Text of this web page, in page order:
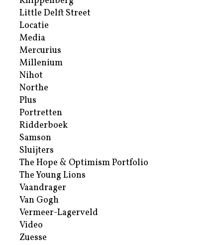
Little Delft Street
Locatie
Media
Mercurius
Millenium
Nihot
Northe
Plus
Portretten
Ridderboek
Samson
Sluijters
The Hope & Optimism Portfolio
The Young Lions
Vaandrager
Van Gogh
Vermeer-Lagerveld
Video
Zuesse